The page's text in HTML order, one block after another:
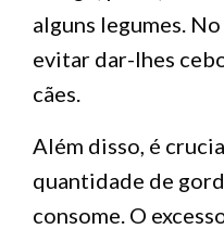
alguns legumes.
evitar dar-lhes
cães.
Além disso, é
quantidade de
consome. O